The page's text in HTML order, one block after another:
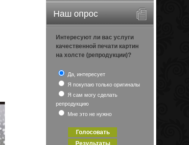
Наш опрос
Интересуют ли вас услуги
качественной печати картин
на холсте (репродукции)?
Да, интересует
Я покупаю только оригиналы
Я сам могу сделать
репродукцию
Мне это не нужно